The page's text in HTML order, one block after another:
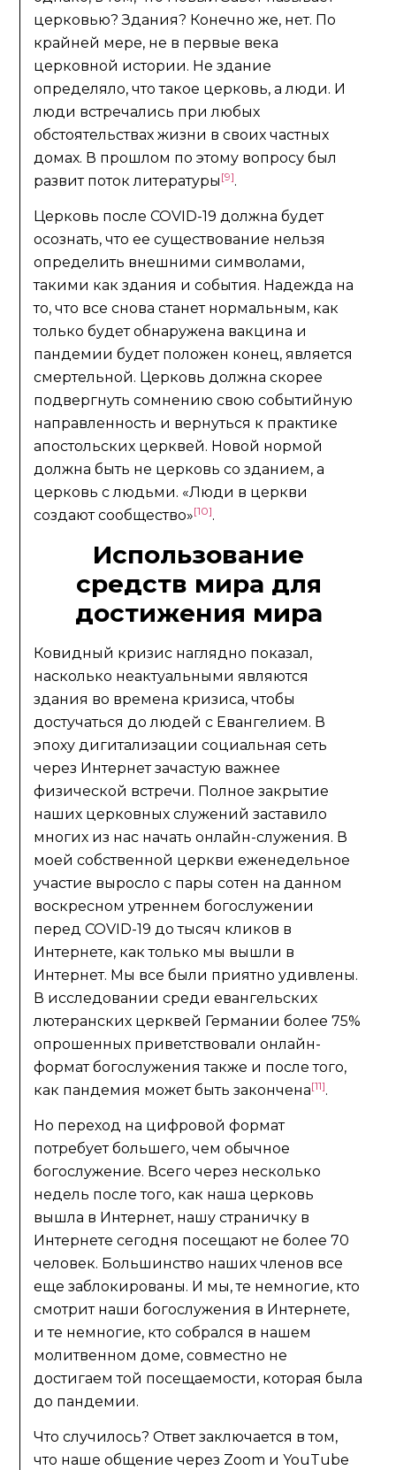
церковью? Здания? Конечно же, нет. По
крайней мере, не в первые века
церковной истории. Не здание
определяло, что такое церковь, а люди. И
люди встречались при любых
обстоятельствах жизни в своих частных
домах. В прошлом по этому вопросу был
развит поток литературы [9].
Церковь после COVID-19 должна будет
осознать, что ее существование нельзя
определить внешними символами,
такими как здания и события. Надежда на
то, что все снова станет нормальным, как
только будет обнаружена вакцина и
пандемии будет положен конец, является
смертельной. Церковь должна скорее
подвергнуть сомнению свою событийную
направленность и вернуться к практике
апостольских церквей. Новой нормой
должна быть не церковь со зданием, а
церковь с людьми. «Люди в церкви
создают сообщество»[10].
Использование
средств мира для
достижения мира
Ковидный кризис наглядно показал,
насколько неактуальными являются
здания во времена кризиса, чтобы
достучаться до людей с Евангелием. В
эпоху дигитализации социальная сеть
через Интернет зачастую важнее
физической встречи. Полное закрытие
наших церковных служений заставило
многих из нас начать онлайн-служения. В
моей собственной церкви еженедельное
участие выросло с пары сотен на данном
воскресном утреннем богослужении
перед COVID-19 до тысяч кликов в
Интернете, как только мы вышли в
Интернет. Мы все были приятно удивлены.
В исследовании среди евангельских
лютеранских церквей Германии более 75%
опрошенных приветствовали онлайн-
формат богослужения также и после того,
как пандемия может быть закончена[11].
Но переход на цифровой формат
потребует большего, чем обычное
богослужение. Всего через несколько
недель после того, как наша церковь
вышла в Интернет, нашу страничку в
Интернете сегодня посещают не более 70
человек. Большинство наших членов все
еще заблокированы. И мы, те немногие, кто
смотрит наши богослужения в Интернете,
и те немногие, кто собрался в нашем
молитвенном доме, совместно не
достигаем той посещаемости, которая была
до пандемии.
Что случилось? Ответ заключается в том,
что наше общение через Zoom и YouTube